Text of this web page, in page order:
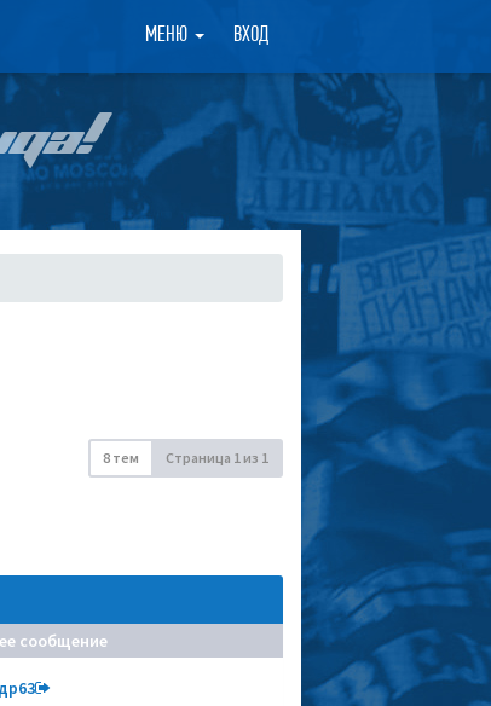
МЕНЮ ВХОД ×
8 тем Страница 1из 1
сообщение